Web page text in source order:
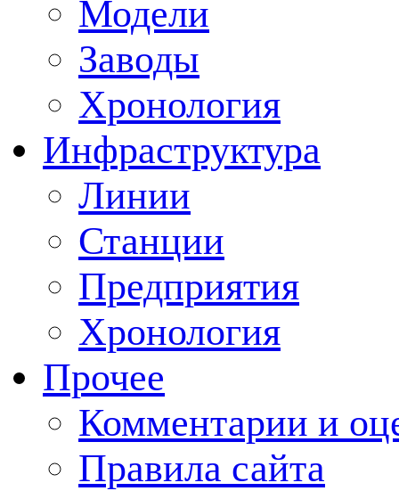
Модели
Заводы
Хронология
Инфраструктура
Линии
Станции
Предприятия
Хронология
Прочее
Комментарии и
Правила сайта